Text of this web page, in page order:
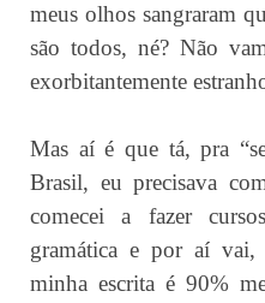
meus olhos sangraram
são todos, né? Não
exorbitantemente
Mas aí é que tá, pra
Brasil, eu precisava
comecei a fazer
gramática e por aí
minha escrita é 90%